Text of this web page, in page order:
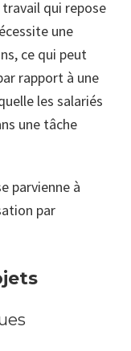
qui repose
une
ce qui peut
rapport à une
les salariés
une tâche
parvienne à
par